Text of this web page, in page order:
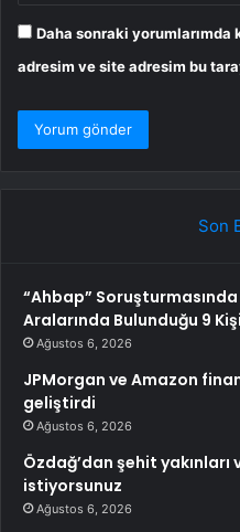
Daha sonraki yorumlarımda
adresim ve site adresim bu
Son
“Ahbap”
Aralarında Bulunduğu 9
Ağustos 6, 2026
JPMorgan ve Amazon
geliştirdi
Ağustos 6, 2026
Özdağ’dan şehit
istiyorsunuz
Ağustos 6, 2026